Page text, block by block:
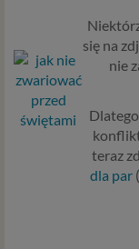
się na
nie
teraz
dla par(